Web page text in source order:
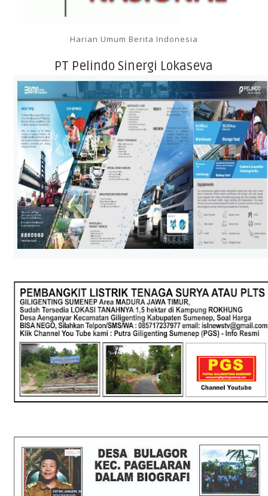
Harian Umum Berita Indonesia
PT Pelindo Sinergi Lokaseva